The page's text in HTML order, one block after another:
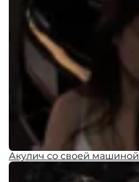
Акулич со своей машиной